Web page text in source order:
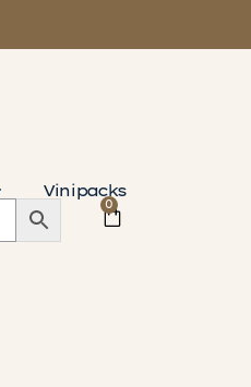
Vinipacks
0